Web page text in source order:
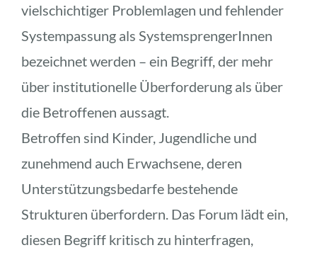
vielschichtiger Problemlagen und fehlender
Systempassung als SystemsprengerInnen
bezeichnet werden – ein Begriff, der mehr
über institutionelle Überforderung als über
die Betroffenen aussagt.
Betroffen sind Kinder, Jugendliche und
zunehmend auch Erwachsene, deren
Unterstützungsbedarfe bestehende
Strukturen überfordern. Das Forum lädt ein,
diesen Begriff kritisch zu hinterfragen,